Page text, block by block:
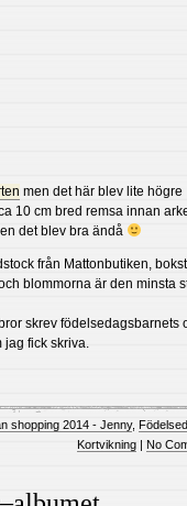
men det här blev lite högre
10 cm bred remsa innan
det blev bra ändå
från Mattonbutiken,
blommorna är den minsta
skrev födelsedagsbarnets
jag fick skriva.
shopping 2014 - Jenny,
Kortvikning | No